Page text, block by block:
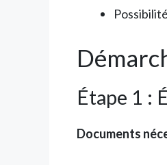
Étape 1 :
Documents